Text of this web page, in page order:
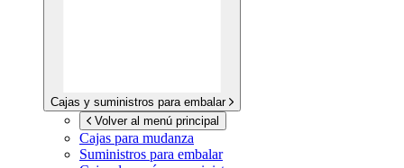
Cajas y suministros para embalar
Volver al menú principal
Cajas para mudanza
Suministros para embalar